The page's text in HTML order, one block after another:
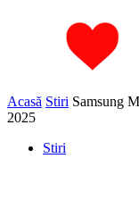
Acasă Stiri Samsung
2025
Stiri